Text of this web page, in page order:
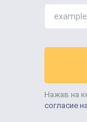
Нажав на
согласие